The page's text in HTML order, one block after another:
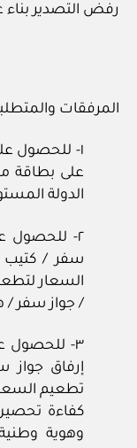
رفض التصدير بناء
المرفقات
١- للحصول
على بطاقة
الدولة
٢- للحصول
سفر / كتيب
السعار
/ جواز سفر /
٣- للحصول
إرفاق جواز
تطعيم
كفاءة تحصين
وهوية